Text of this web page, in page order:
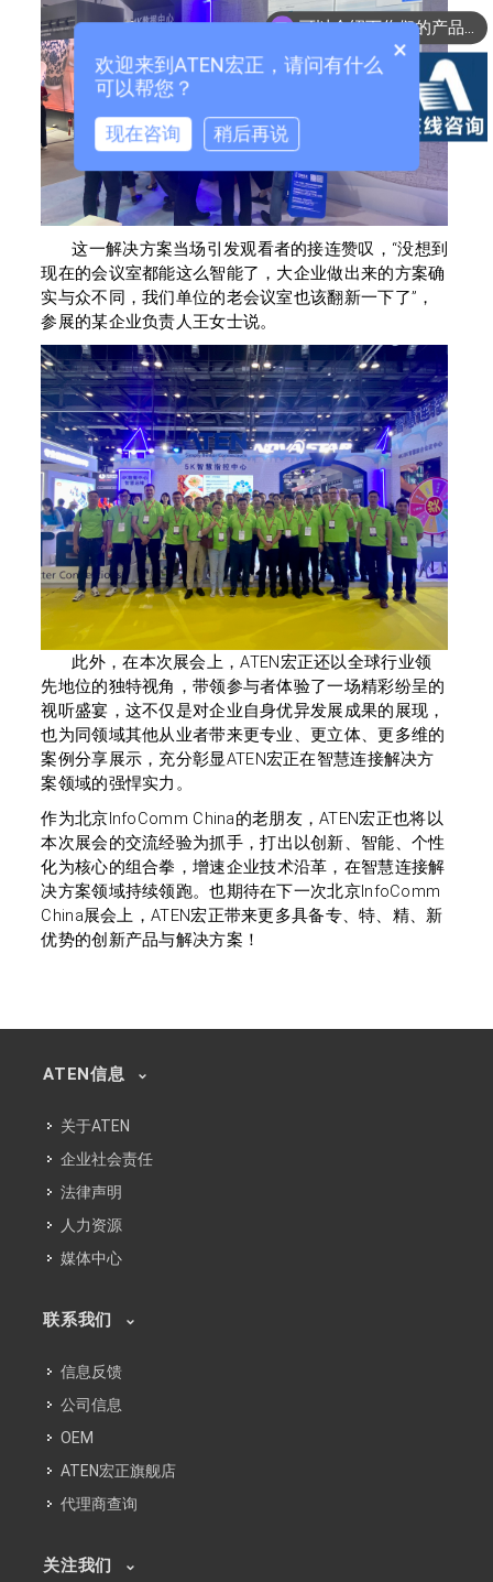
这一解决方案当场引发观看者的接连赞叹，“没想到
现在的会议室都能这么智能了，大企业做出来的方案确
实与众不同，我们单位的老会议室也该翻新一下了”，
参展的某企业负责人王女士说。
此外，在本次展会上，ATEN宏正还以全球行业领
先地位的独特视角，带领参与者体验了一场精彩纷呈的
视听盛宴，这不仅是对企业自身优异发展成果的展现，
也为同领域其他从业者带来更专业、更立体、更多维的
案例分享展示，充分彰显ATEN宏正在智慧连接解决方
案领域的强悍实力 。
作为北京InfoComm China的老朋友，ATEN宏正也将以
本次展会的交流经验为抓手，打出以创新、智能、 个性
化为核心的组合拳，增速企业技术沿革，在智慧连接解
决方案领域持续领跑。也期待在下一次北京InfoComm
China展会上，ATEN宏正带来更多具备专、特、精、新
优势的创新产品与解决方案！
ATEN信息
关于ATEN
企业社会责任
法律声明
人力资源
媒体中心
联系我们
信息反馈
公司信息
OEM
ATEN宏正旗舰店
代理商查询
关注我们
可以介绍下你们的产品么？
×
欢迎来到ATEN宏正，请问有什么
可以帮您？
现在咨询 稍后再说